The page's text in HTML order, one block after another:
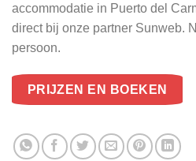
accommodatie in Puerto del
direct bij onze partner Sunweb.
persoon.
PRIJZEN EN BOEKEN